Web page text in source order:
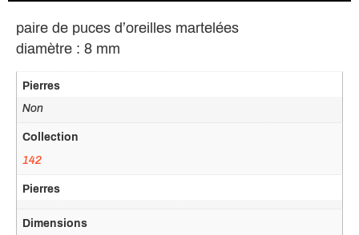
paire de puces d’oreilles martelées
diamètre : 8 mm
Pierres
Non
Collection
142
Pierres
Dimensions